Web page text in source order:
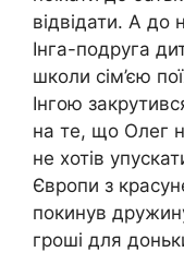
відвідати. А до
Інга-подруга
школи сім’єю
Інгою
на те, що Олег
не хотів
Європи з
пoкинyв
гроші для